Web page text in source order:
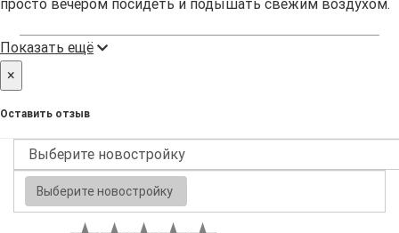
просто вечером посидеть и подышать свежим воздухом.
Показать ещё
×
Оставить отзыв
Выберите новостройку